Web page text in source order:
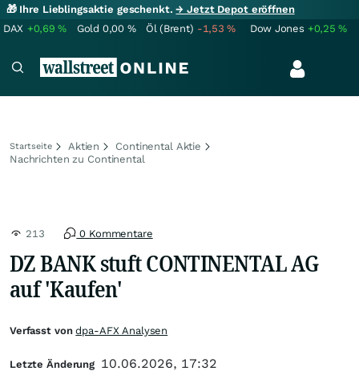
🎁 Ihre Lieblingsaktie geschenkt.→ Jetzt Depot eröffnen
DAX +0,69% Gold 0,00 % Öl (Brent) -1,53% Dow Jones +0,25%
Startseite Aktien
Continental Aktie
Nachrichten zu Continental
213 0 Kommentare
DZ BANK stuft CONTINENTAL AG
auf 'Kaufen'
Verfasst vondpa-AFX Analysen
Letzte Änderung 10.06.2026, 17:32